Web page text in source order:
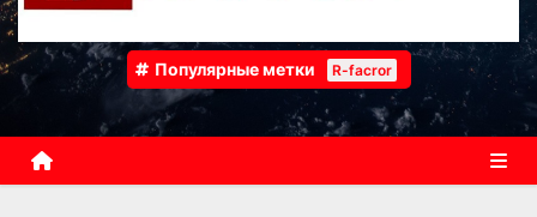
Популярные метки R-facror